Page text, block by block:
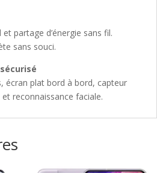
partage d’énergie sans fil.
sans souci.
écran plat bord à bord, capteur
et reconnaissance faciale.